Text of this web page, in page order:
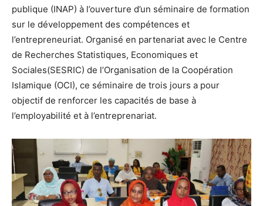
publique (INAP) à l’ouverture d’un séminaire de formation
sur le développement des compétences et
l’entrepreneuriat. Organisé en partenariat avec le Centre
de Recherches Statistiques, Economiques et
Sociales(SESRIC) de l’Organisation de la Coopération
Islamique (OCI), ce séminaire de trois jours a pour
objectif de renforcer les capacités de base à
l’employabilité et à l’entreprenariat.